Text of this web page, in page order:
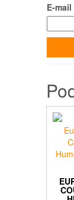
E-mail